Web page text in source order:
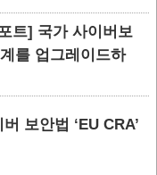
트] 국가 사이버보
를 업그레이드하
보안법 ‘EU CRA’